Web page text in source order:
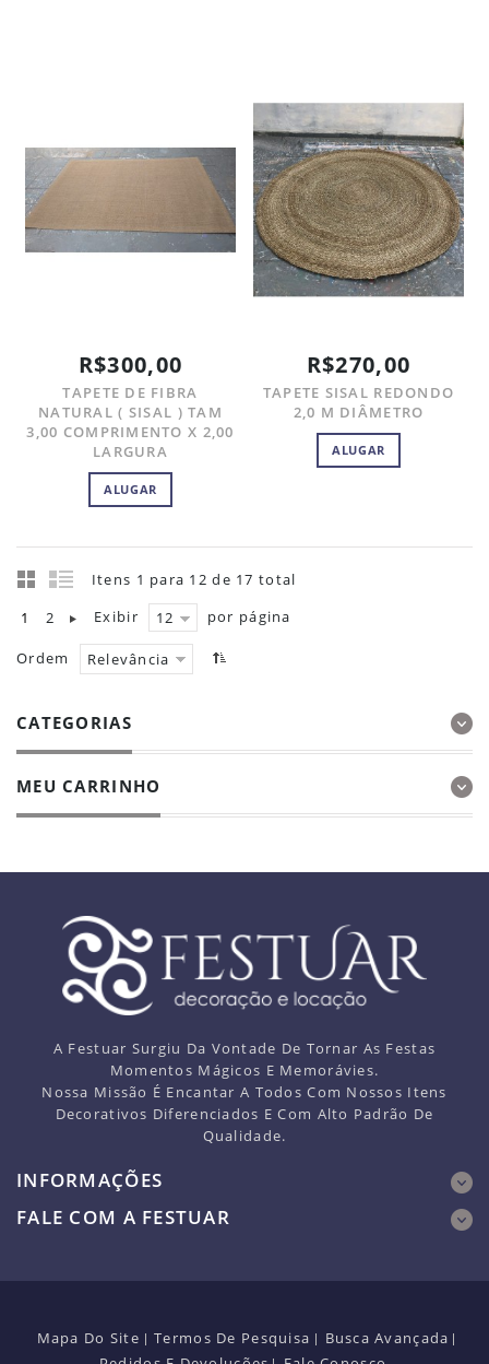
R$300,00
TAPETE DE FIBRA
NATURAL ( SISAL ) TAM
3,00 COMPRIMENTO X 2,00
LARGURA
ALUGAR
R$270,00
TAPETE SISAL REDONDO
2,0 M DIÂMETRO
ALUGAR
Itens 1 para 12 de 17 total
1
2 Exibir 12 por página
Ordem Relevância
CATEGORIAS
MEU CARRINHO
A Festuar Surgiu Da Vontade De Tornar As Festas
Momentos Mágicos E Memorávies.
Nossa Missão É Encantar A Todos Com Nossos Itens
Decorativos Diferenciados E Com Alto Padrão De
Qualidade.
INFORMAÇÕES
FALE COM A FESTUAR
Mapa Do Site Termos De Pesquisa
Busca Avançada